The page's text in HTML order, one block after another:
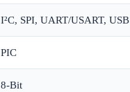
I²C, SPI, UART/USART, USB
PIC
8-Bit